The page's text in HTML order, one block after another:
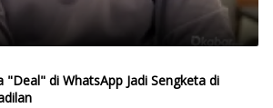
"Deal" di WhatsApp Jadi Sengketa di